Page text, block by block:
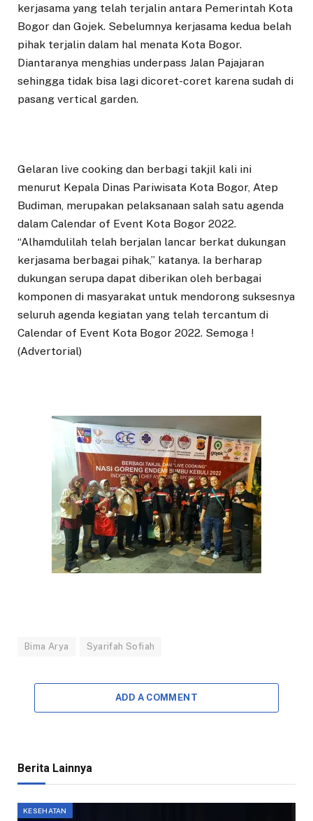
kerjasama yang telah terjalin antara Pemerintah Kota
Bogor dan Gojek. Sebelumnya kerjasama kedua belah
pihak terjalin dalam hal menata Kota Bogor.
Diantaranya menghias underpass Jalan Pajajaran
sehingga tidak bisa lagi dicoret-coret karena sudah di
pasang vertical garden.
Gelaran live cooking dan berbagi takjil kali ini
menurut Kepala Dinas Pariwisata Kota Bogor, Atep
Budiman, merupakan pelaksanaan salah satu agenda
dalam Calendar of Event Kota Bogor 2022.
“Alhamdulilah telah berjalan lancar berkat dukungan
kerjasama berbagai pihak,” katanya. Ia berharap
dukungan serupa dapat diberikan oleh berbagai
komponen di masyarakat untuk mendorong suksesnya
seluruh agenda kegiatan yang telah tercantum di
Calendar of Event Kota Bogor 2022. Semoga !
(Advertorial)
Bima Arya Syarifah Sofiah
ADD A COMMENT
Berita Lainnya
KESEHATAN